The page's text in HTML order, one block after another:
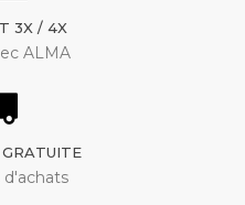
3X / 4X
ALMA